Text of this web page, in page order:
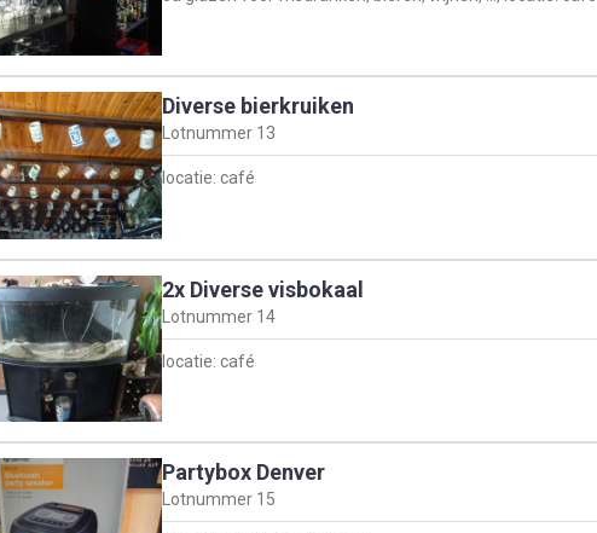
Diverse bierkruiken
Lotnummer 13
locatie: café
2x Diverse visbokaal
Lotnummer 14
locatie: café
Partybox Denver
Lotnummer 15